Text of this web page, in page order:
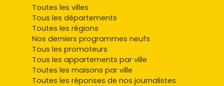
Toutes les villes
Tous les départements
Toutes les régions
Nos derniers programmes neufs
Tous les promoteurs
Tous les appartements par ville
Toutes les maisons par ville
Toutes les réponses de nos journalistes